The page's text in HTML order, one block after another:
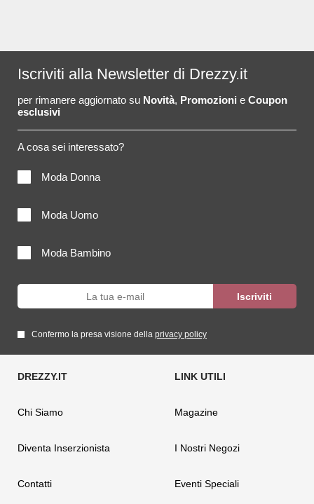
Iscriviti alla Newsletter di Drezzy.it
per rimanere aggiornato su Novità, Promozioni e Coupon
esclusivi
A cosa sei interessato?
Moda Donna
Moda Uomo
Moda Bambino
Confermo la presa visione della privacy policy
Chi Siamo
Diventa Inserzionista
Contatti
Magazine
I Nostri Negozi
Eventi Speciali